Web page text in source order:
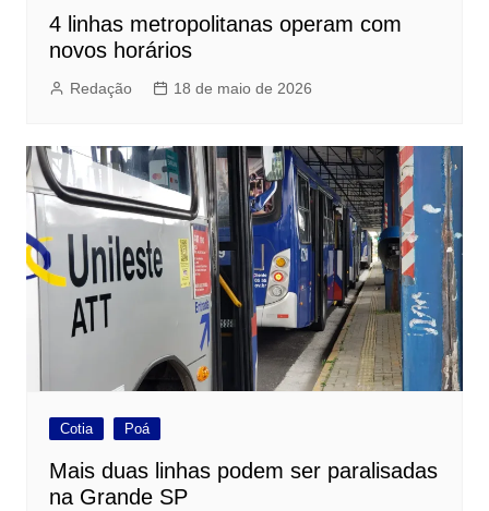
4 linhas metropolitanas operam com
novos horários
Redação 18 de maio de 2026
Cotia Poá
Mais duas linhas podem ser paralisadas
na Grande SP